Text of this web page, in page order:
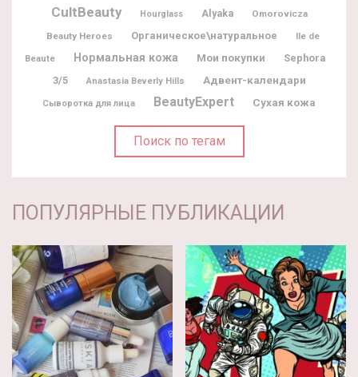
CultBeauty Hourglass Alyaka
Omorovicza
Beauty Heroes
Органическое\натуральное
Ile de
Beaute
Нормальная кожа Мои покупки
Sephora
3/5
Anastasia Beverly Hills Адвент-календари
Сыворотка для лица BeautyExpert Сухая кожа
Поиск по тегам
ПОПУЛЯРНЫЕ ПУБЛИКАЦИИ